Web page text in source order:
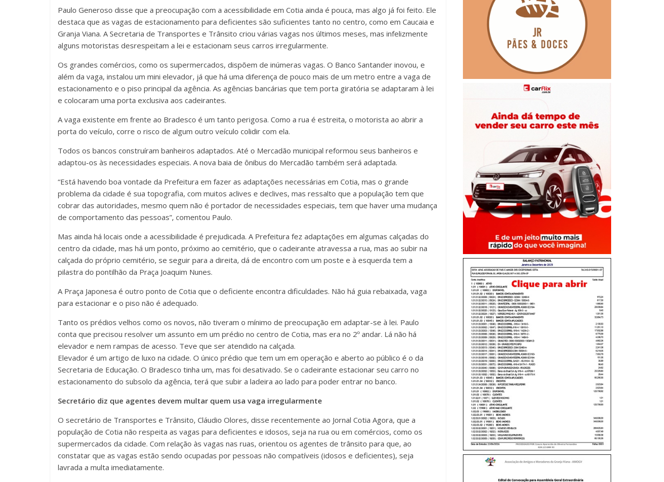
Paulo Generoso disse que a preocupação com a acessibilidade em Cotia ainda é pouca, mas algo já foi feito. Ele
destaca que as vagas de estacionamento para deficientes são suficientes tanto no centro, como em Caucaia e
Granja Viana. A Secretaria de Transportes e Trânsito criou várias vagas nos últimos meses, mas infelizmente
alguns motoristas desrespeitam a lei e estacionam seus carros irregularmente.
Os grandes comércios, como os supermercados, dispõem de inúmeras vagas. O Banco Santander inovou, e
além da vaga, instalou um mini elevador, já que há uma diferença de pouco mais de um metro entre a vaga de
estacionamento e o piso principal da agência. As agências bancárias que tem porta giratória se adaptaram à lei
e colocaram uma porta exclusiva aos cadeirantes.
A vaga existente em frente ao Bradesco é um tanto perigosa. Como a rua é estreita, o motorista ao abrir a
porta do veículo, corre o risco de algum outro veículo colidir com ela.
Todos os bancos construíram banheiros adaptados. Até o Mercadão municipal reformou seus banheiros e
adaptou-os às necessidades especiais. A nova baia de ônibus do Mercadão também será adaptada.
“Está havendo boa vontade da Prefeitura em fazer as adaptações necessárias em Cotia, mas o grande
problema da cidade é sua topografia, com muitos aclives e declives, mas ressalto que a população tem que
cobrar das autoridades, mesmo quem não é portador de necessidades especiais, tem que haver uma mudança
de comportamento das pessoas”, comentou Paulo.
Mas ainda há locais onde a acessibilidade é prejudicada. A Prefeitura fez adaptações em algumas calçadas do
centro da cidade, mas há um ponto, próximo ao cemitério, que o cadeirante atravessa a rua, mas ao subir na
calçada do próprio cemitério, se seguir para a direita, dá de encontro com um poste e à esquerda tem a
pilastra do pontilhão da Praça Joaquim Nunes.
A Praça Japonesa é outro ponto de Cotia que o deficiente encontra dificuldades. Não há guia rebaixada, vaga
para estacionar e o piso não é adequado.
Tanto os prédios velhos como os novos, não tiveram o mínimo de preocupação em adaptar-se à lei. Paulo
conta que precisou resolver um assunto em um prédio no centro de Cotia, mas era no 2º andar. Lá não há
elevador e nem rampas de acesso. Teve que ser atendido na calçada.
Elevador é um artigo de luxo na cidade. O único prédio que tem um em operação e aberto ao público é o da
Secretaria de Educação. O Bradesco tinha um, mas foi desativado. Se o cadeirante estacionar seu carro no
estacionamento do subsolo da agência, terá que subir a ladeira ao lado para poder entrar no banco.
Secretário diz que agentes devem multar quem usa vaga irregularmente
O secretário de Transportes e Trânsito, Cláudio Olores, disse recentemente ao Jornal Cotia Agora, que a
população de Cotia não respeita as vagas para deficientes e idosos, seja na rua ou em comércios, como os
supermercados da cidade. Com relação às vagas nas ruas, orientou os agentes de trânsito para que, ao
constatar que as vagas estão sendo ocupadas por pessoas não compatíveis (idosos e deficientes), seja
lavrada a multa imediatamente.